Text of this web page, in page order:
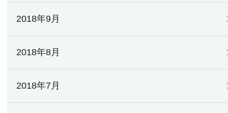
2018年9月
2018年8月
2018年7月